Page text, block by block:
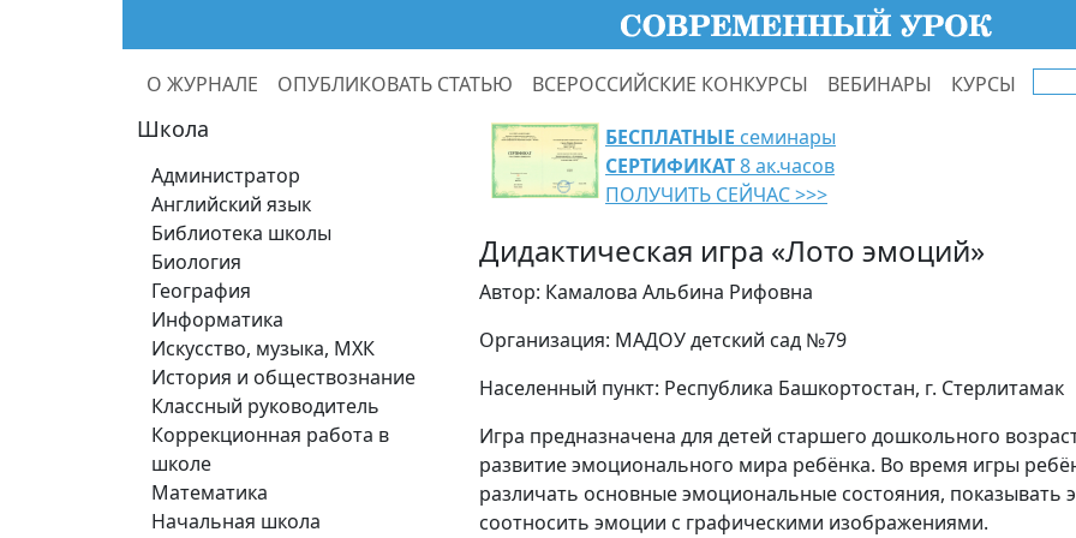
О ЖУРНАЛЕ ОПУБЛИКОВАТЬ СТАТЬЮ ВСЕРОССИЙСКИЕ КОНКУРСЫ ВЕБИНАРЫ КУРСЫ
Школа
Администратор
Английский язык
Библиотека школы
Биология
География
Информатика
Искусство, музыка, МХК
История и обществознание
Классный руководитель
Коррекционная работа в
школе
Математика
Начальная школа
БЕСПЛАТНЫЕ семинары
СЕРТИФИКАТ8 ак.часов
ПОЛУЧИТЬ СЕЙЧАС >>>
Дидактическая игра «Лото эмоций»
Автор: Камалова Альбина Рифовна
Организация: МАДОУ детский сад №79
Населенный пункт: Республика Башкортостан, г. Стерлитамак
Игра предназначена для детей старшего дошкольного
развитие эмоционального мира ребёнка. Во время игры
различать основные эмоциональные состояния, показывать
соотносить эмоции с графическими изображениями.